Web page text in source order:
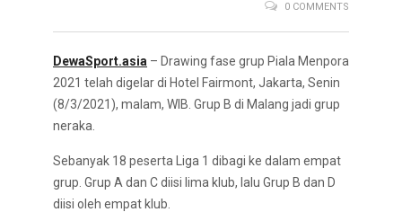
0 COMMENTS
DewaSport.asia – Drawing fase grup Piala Menpora
2021 telah digelar di Hotel Fairmont, Jakarta, Senin
(8/3/2021), malam, WIB. Grup B di Malang jadi grup
neraka.
Sebanyak 18 peserta Liga 1 dibagi ke dalam empat
grup. Grup A dan C diisi lima klub, lalu Grup B dan D
diisi oleh empat klub.